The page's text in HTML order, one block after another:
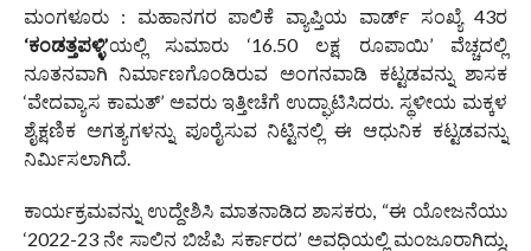
ಮಂಗಳೂರು : ಮಹಾನಗರ ಪಾಲಿಕೆ ವ್ಯಾಪ್ತಿಯ ವಾರ್ಡ್ ಸಂಖ್ಯೆ 43ರ
‘ಕಂಡತ್ತಪಳ್ಳಿ’ಯಲ್ಲಿ ಸುಮಾರು ‘16.50 ಲಕ್ಷ ರೂಪಾಯಿ’ ವೆಚ್ಚದಲ್ಲಿ
ನೂತನವಾಗಿ ನಿರ್ಮಾಣಗೊಂಡಿರುವ ಅಂಗನವಾಡಿ ಕಟ್ಟಡವನ್ನು ಶಾಸಕ
‘ವೇದವ್ಯಾಸ ಕಾಮತ್’ ಅವರು ಇತ್ತೀಚೆಗೆ ಉದ್ಘಾಟಿಸಿದರು. ಸ್ಥಳೀಯ ಮಕ್ಕಳ
ಶೈಕ್ಷಣಿಕ ಅಗತ್ಯಗಳನ್ನು ಪೂರೈಸುವ ನಿಟ್ಟಿನಲ್ಲಿ ಈ ಆಧುನಿಕ ಕಟ್ಟಡವನ್ನು
ನಿರ್ಮಿಸಲಾಗಿದೆ.
ಕಾರ್ಯಕ್ರಮವನ್ನು ಉದ್ದೇಶಿಸಿ ಮಾತನಾಡಿದ ಶಾಸಕರು, “ಈ ಯೋಜನೆಯು
‘2022-23 ನೇ ಸಾಲಿನ ಬಿಜೆಪಿ ಸರ್ಕಾರದ’ ಅವಧಿಯಲ್ಲಿ ಮಂಜೂರಾಗಿದ್ದು,